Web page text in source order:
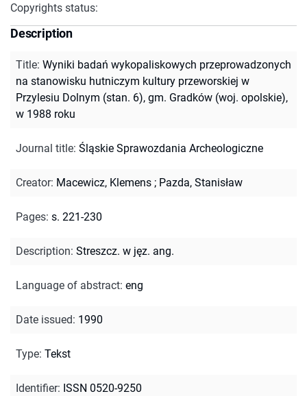
Copyrights status:
Description
Title: Wyniki badań wykopaliskowych przeprowadzonych
na stanowisku hutniczym kultury przeworskiej w
Przylesiu Dolnym (stan. 6), gm. Gradków (woj. opolskie),
w 1988 roku
Journal title: Śląskie Sprawozdania Archeologiczne
Creator: Macewicz, Klemens ; Pazda, Stanisław
Pages: s. 221-230
Description: Streszcz. w jęz. ang.
Language of abstract: eng
Date issued: 1990
Type: Tekst
Identifier: ISSN 0520-9250